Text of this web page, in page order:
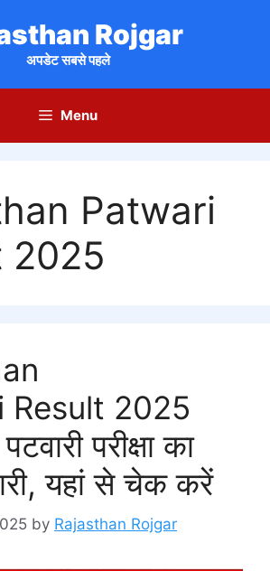
Rojgar
अपडेट सबसे पहले
Menu
Patwari
2025
Result 2025
परीक्षा का
यहां से चेक करें
by Rajasthan Rojgar